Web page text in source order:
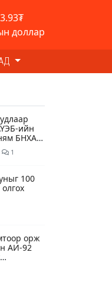
доллар
ийн
БНХАУ-
1
100
орж
АИ-92